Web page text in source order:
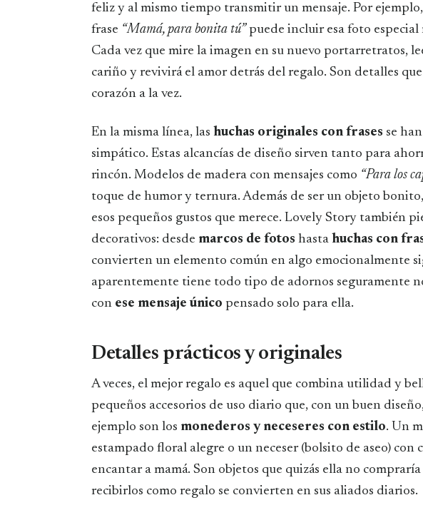
feliz y al mismo tiempo transmitir un mensaje. Por
frase “Mamá, para bonita tú”puede incluir esa foto
Cada vez que mire la imagen en su nuevo portarretratos,
cariño y revivirá el amor detrás del regalo. Son detalles
corazón a la vez.
En la misma línea, las huchas originales con frases se
simpático. Estas alcancías de diseño sirven tanto para
rincón. Modelos de madera con mensajes como “Para los
toque de humor y ternura. Además de ser un objeto
esos pequeños gustos que merece. Lovely Story también
decorativos: desde marcos de fotos hasta huchas con
convierten un elemento común en algo emocionalmente
aparentemente tiene todo tipo de adornos seguramente
con ese mensaje único pensado solo para ella.
Detalles prácticos y originales
A veces, el mejor regalo es aquel que combina utilidad y
pequeños accesorios de uso diario que, con un buen
ejemplo son los monederos y neceseres con estilo. Un
estampado floral alegre o un neceser (bolsito de aseo) con
encantar a mamá. Son objetos que quizás ella no
recibirlos como regalo se convierten en sus aliados diarios.